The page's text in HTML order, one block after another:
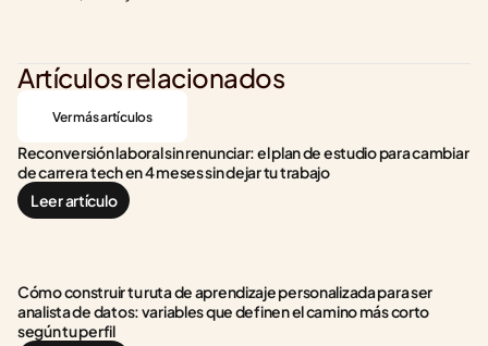
Artículos relacionados
Ver más artículos
Reconversión laboral sin renunciar: el plan de estudio para cambiar
de carrera tech en 4 meses sin dejar tu trabajo
Leer artículo
Cómo construir tu ruta de aprendizaje personalizada para ser
analista de datos: variables que definen el camino más corto
según tu perfil